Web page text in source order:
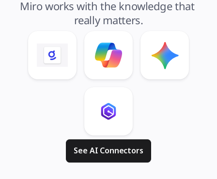
Miro works with the knowledge that
really matters.
See AI Connectors